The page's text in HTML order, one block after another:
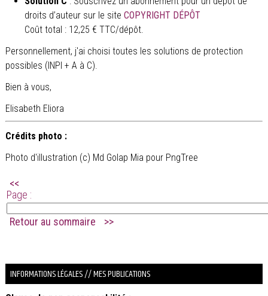
droits d’auteur sur le site COPYRIGHT DÉPÔT
Coût total : 12,25 € TTC/dépôt.
Personnellement, j'ai choisi toutes les solutions de protection
possibles (INPI + A à C).
Bien à vous,
Elisabeth Eliora
Crédits photo :
Photo d'illustration (c) Md Golap Mia pour PngTree
<<
Page :
Retour au sommaire >>
INFORMATIONS LÉGALES // MES PUBLICATIONS